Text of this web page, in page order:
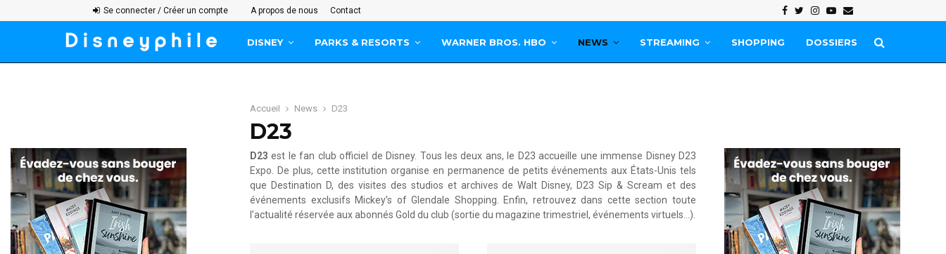
Se connecter / Créer un compte A propos de nous Contact Facebook
Twitter
Instagram
Youtube
Email
DISNEY PARKS & RESORTS WARNER BROS. HBO NEWS STREAMING SHOPPING DOSSIERS
Accueil News D23
D23
D23 est le fan club officiel de Disney. Tous les deux ans, le D23 accueille une immense Disney D23
Expo. De plus, cette institution organise en permanence de petits événements aux États-Unis tels
que Destination D, des visites des studios et archives de Walt Disney, D23 Sip & Scream et des
événements exclusifs Mickey’s of Glendale Shopping. Enfin, retrouvez dans cette section toute
l’actualité réservée aux abonnés Gold du club (sortie du magazine trimestriel, événements virtuels…).